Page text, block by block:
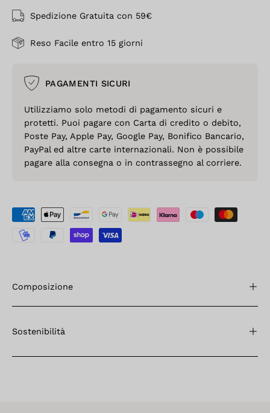
Spedizione Gratuita con 59€
Reso Facile entro 15 giorni
PAGAMENTI SICURI
Utilizziamo solo metodi di pagamento sicuri e
protetti. Puoi pagare con Carta di credito o debito,
Poste Pay, Apple Pay, Google Pay, Bonifico Bancario,
PayPal ed altre carte internazionali. Non è possibile
pagare alla consegna o in contrassegno al corriere.
Composizione
Sostenibilità